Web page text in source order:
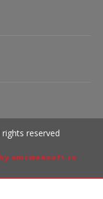
reserved
amcwebsoft.ro